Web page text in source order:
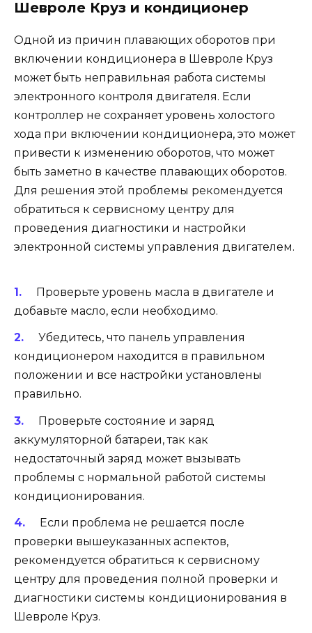
Шевроле Круз и кондиционер
Одной из причин плавающих оборотов при
включении кондиционера в Шевроле Круз
может быть неправильная работа системы
электронного контроля двигателя. Если
контроллер не сохраняет уровень холостого
хода при включении кондиционера, это может
привести к изменению оборотов, что может
быть заметно в качестве плавающих оборотов.
Для решения этой проблемы рекомендуется
обратиться к сервисному центру для
проведения диагностики и настройки
электронной системы управления двигателем.
Проверьте уровень масла в двигателе и
добавьте масло, если необходимо.
Убедитесь, что панель управления
кондиционером находится в правильном
положении и все настройки установлены
правильно.
Проверьте состояние и заряд
аккумуляторной батареи, так как
недостаточный заряд может вызывать
проблемы с нормальной работой системы
кондиционирования.
Если проблема не решается после
проверки вышеуказанных аспектов,
рекомендуется обратиться к сервисному
центру для проведения полной проверки и
диагностики системы кондиционирования в
Шевроле Круз.